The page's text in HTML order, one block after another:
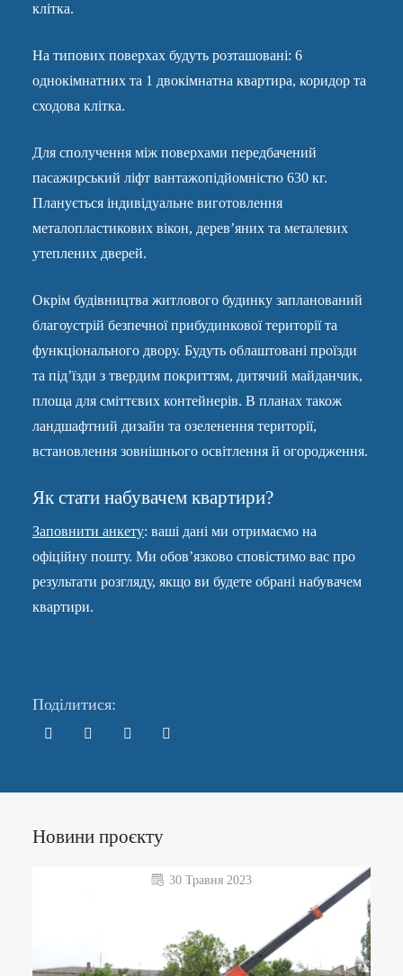
клітка.
На типових поверхах будуть розташовані: 6
однокімнатних та 1 двокімнатна квартира, коридор та
сходова клітка.
Для сполучення між поверхами передбачений
пасажирський ліфт вантажопідйомністю 630 кг.
Планується індивідуальне виготовлення
металопластикових вікон, дерев’яних та металевих
утеплених дверей.
Окрім будівництва житлового будинку запланований
благоустрій безпечної прибудинкової території та
функціонального двору. Будуть облаштовані проїзди
та під’їзди з твердим покриттям, дитячий майданчик,
площа для сміттєвих контейнерів. В планах також
ландшафтний дизайн та озеленення території,
встановлення зовнішнього освітлення й огородження.
Як стати набувачем квартири?
Заповнити анкету: ваші дані ми отримаємо на
офіційну пошту. Ми обов’язково сповістимо вас про
результати розгляду, якщо ви будете обрані набувачем
квартири.
Поділитися:
Новини проєкту
30 Травня 2023